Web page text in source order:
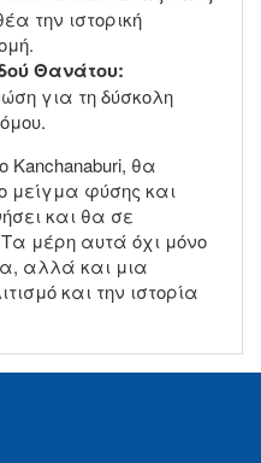
την ιστορική
Θανάτου:
για τη δύσκολη
Kanchanaburi, θα
μείγμα φύσης και
και θα σε
μέρη αυτά όχι μόνο
αλλά και μια
και την ιστορία